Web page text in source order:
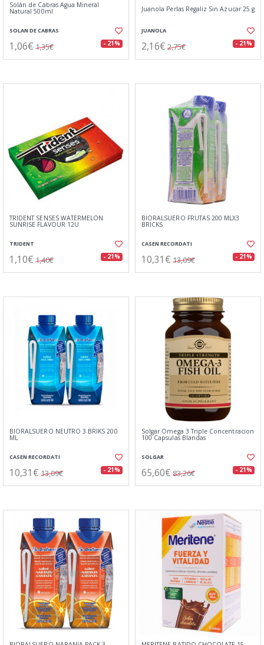
Solán de Cabras Agua Mineral
Natural 500ml
SOLAN DE CABRAS
1,06€ 1,35€ - 21%
Juanola Perlas Regaliz Sin Azucar 25 g
JUANOLA
2,16€ 2,75€ - 21%
TRIDENT SENSES WATERMELON
SUNRISE FLAVOUR 12U
TRIDENT
1,10€ 1,40€ - 21%
BIORALSUERO FRUTAS 200 MLX3
BRICKS
CASEN RECORDATI
10,31€ 13,09€ - 21%
BIORALSUERO NEUTRO 3 BRIKS 200
ML
CASEN RECORDATI
10,31€ 13,09€ - 21%
Solgar Omega 3 Triple Concentracion
100 Capsulas Blandas
SOLGAR
65,60€ 83,26€ - 21%